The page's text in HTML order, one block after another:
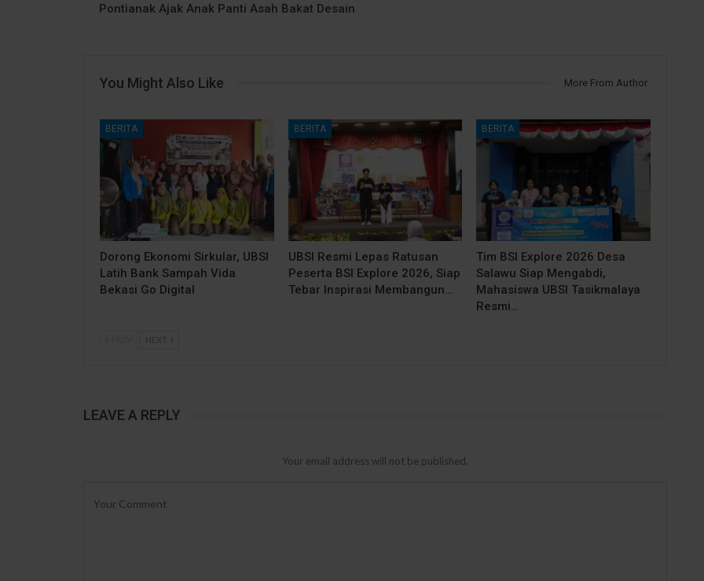
Pontianak Ajak Anak Panti Asah Bakat Desain
You Might Also Like More From Author
BERITA
Dorong Ekonomi Sirkular, UBSI
Latih Bank Sampah Vida
Bekasi Go Digital
BERITA
UBSI Resmi Lepas Ratusan
Peserta BSI Explore 2026, Siap
Tebar Inspirasi Membangun…
BERITA
Tim BSI Explore 2026 Desa
Salawu Siap Mengabdi,
Mahasiswa UBSI Tasikmalaya
Resmi…
NEXT
LEAVE A REPLY
Your email address will not be published.